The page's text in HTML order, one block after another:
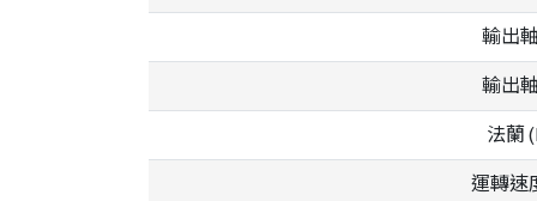
輸出
輸出
法蘭
運轉速